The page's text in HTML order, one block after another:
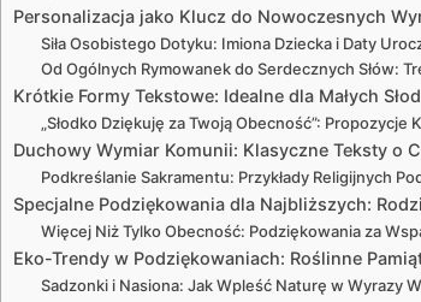
Personalizacja jako Klucz do Nowoczesnych
Siła Osobistego Dotyku: Imiona Dziecka i Daty
Od Ogólnych Rymowanek do Serdecznych Słów:
Krótkie Formy Tekstowe: Idealne dla Małych
„Słodko Dziękuję za Twoją Obecność”:
Duchowy Wymiar Komunii: Klasyczne Teksty o
Podkreślanie Sakramentu: Przykłady Religijnych
Specjalne Podziękowania dla Najbliższych:
Więcej Niż Tylko Obecność: Podziękowania za
Eko-Trendy w Podziękowaniach: Roślinne
Sadzonki i Nasiona: Jak Wpleść Naturę w Wyrazy